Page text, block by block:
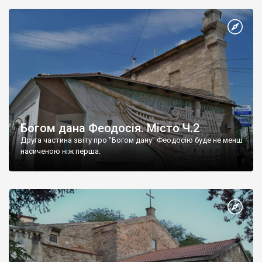
Богом дана Феодосія. Місто Ч.2
Друга частина звіту про "Богом дану" Феодосію буде не менш
насиченою ніж перша.